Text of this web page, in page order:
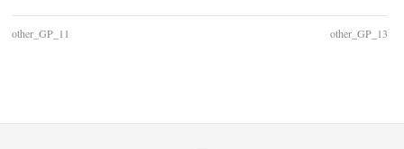
other_GP_11 other_GP_13